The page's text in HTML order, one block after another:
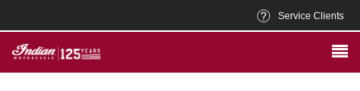
Service Clients